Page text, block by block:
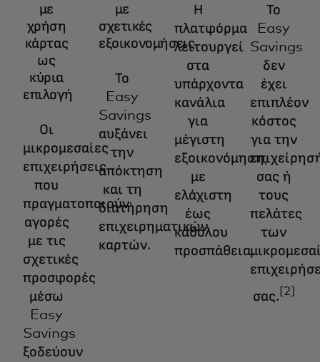
με
χρήση
κάρτας
ως
κύρια
επιλογή
Οι
μικρομεσαίες
επιχειρήσεις
που
πραγματοποιούν
αγορές
με τις
σχετικές
προσφορές
μέσω
Easy
Savings
ξοδεύουν
με
σχετικές
εξοικονομήσεις
Το
Easy
Savings
αυξάνει
την
απόκτηση
και τη
διατήρηση
επιχειρηματικών
καρτών.
Η
πλατφόρμα
λειτουργεί
στα
υπάρχοντα
κανάλια
για
μέγιστη
εξοικονόμηση,
με
ελάχιστη
έως
καθόλου
προσπάθεια.
Το
Easy
Savings
δεν
έχει
επιπλέον
κόστος
για την
σας ή
τους
πελάτες
των
σας. [2]